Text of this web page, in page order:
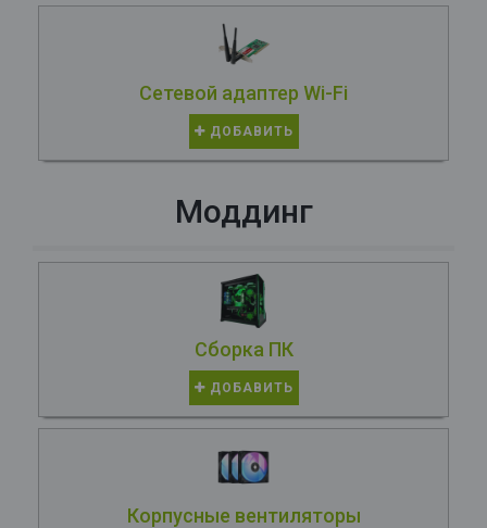
Сетевой адаптер Wi-Fi
ДОБАВИТЬ
Моддинг
Сборка ПК
ДОБАВИТЬ
Корпусные вентиляторы